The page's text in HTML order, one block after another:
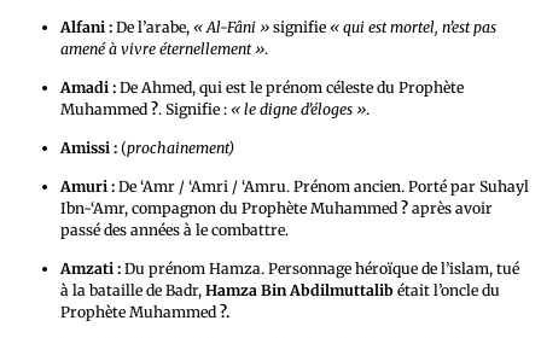
Alfani : De l’arabe, « Al-Fâni » signifie « qui est mortel, n’est pas
amené à vivre éternellement ».
Amadi : De Ahmed, qui est le prénom céleste du Prophète
Muhammed ?. Signifie : « le digne d’éloges ».
Amissi : (prochainement)
Amuri : De ‘Amr / ‘Amri / ‘Amru. Prénom ancien. Porté par Suhayl
Ibn-‘Amr, compagnon du Prophète Muhammed ? après avoir
passé des années à le combattre.
Amzati : Du prénom Hamza. Personnage héroïque de l’islam, tué
à la bataille de Badr, Hamza Bin Abdilmuttalib était l’oncle du
Prophète Muhammed ?.